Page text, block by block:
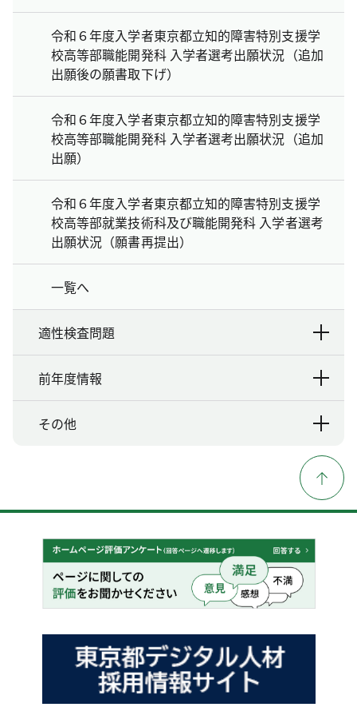
令和６年度入学者東京都立知的障害特別支援学
校高等部職能開発科 入学者選考出願状況（追加
出願後の願書取下げ）
令和６年度入学者東京都立知的障害特別支援学
校高等部職能開発科 入学者選考出願状況（追加
出願）
令和６年度入学者東京都立知的障害特別支援学
校高等部就業技術科及び職能開発科 入学者選考
出願状況（願書再提出）
一覧へ
適性検査問題
前年度情報
その他